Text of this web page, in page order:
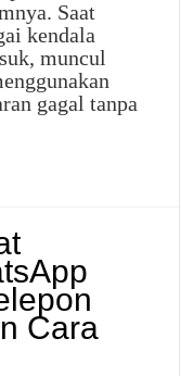
Saat
kendala
muncul
gagal tanpa
Cara